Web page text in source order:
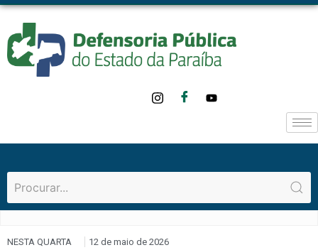
NESTA QUARTA 12 de maio de 2026